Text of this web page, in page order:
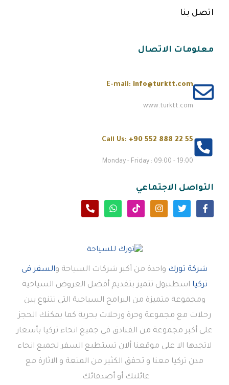
اتصل بنا
معلومات الاتصال
E-mail: info@turktt.com
www.turktt.com
Call Us: +90 552 888 22 55
Monday - Friday : 09:00 - 19:00
التواصل الاجتماعي
شركة تورك واحدة من أكبر شركات السياحة والسفر فى
تركيا اسطنبول تتميز بتقديم أفضل العروض السياحية
ومجموعة متميزة من البرامج السياحية التى تتنوع بين
رحلات مع مجموعة وحرة ورحلات بحرية كما يمكنك الحجز
على أكبر مجموعة من الفنادق في جميع انحاء تركيا بأسعار
لاتجدها الا على موقعنا ألان تستطيع السفر لجميع انحاء
مدن تركيا معنا و تحقق الكثير من المتعة و الاثارة مع
عائلتك أو أصدقائك.